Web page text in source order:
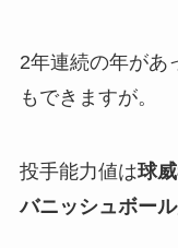
2年連続の年があ
もできますが。
投手能力値は球
バニッシュボール